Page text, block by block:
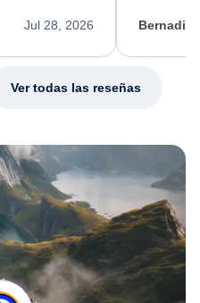
Jul 28, 2026
my issue.
Ver todas las reseñas